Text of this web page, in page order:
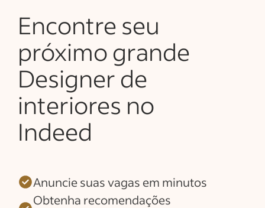
Encontre seu
próximo grande
Designer de
interiores no
Indeed
Anuncie suas vagas em minutos
Obtenha recomendações